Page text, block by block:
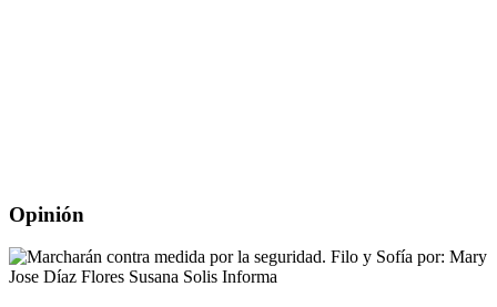
Opinión